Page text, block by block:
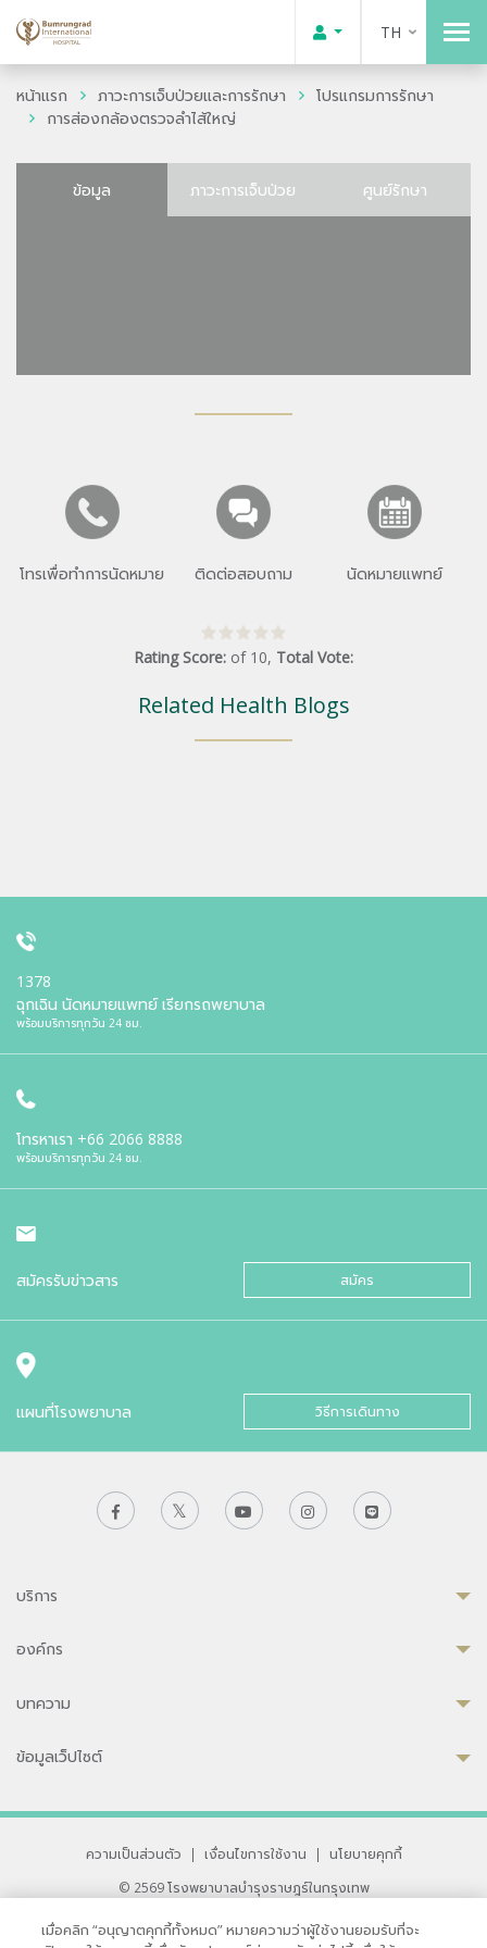
TH
หน้าแรก ภาวะการเจ็บป่วยและการรักษา
โปรแกรมการรักษา
การส่องกล้องตรวจลำไส้ใหญ่
ข้อมูล ภาวะการเจ็บป่วย ศูนย์รักษา
โทรเพื่อทำการนัดหมาย ติดต่อสอบถาม นัดหมายแพทย์
Rating Score: of 10, Total Vote:
Related Health Blogs
1378
ฉุกเฉิน นัดหมายแพทย์ เรียกรถพยาบาล
พร้อมบริการทุกวัน 24 ชม.
โทรหาเรา +66 2066 8888
พร้อมบริการทุกวัน 24 ชม.
สมัครรับข่าวสาร สมัคร
แผนที่โรงพยาบาล วิธีการเดินทาง
บริการ
องค์กร
บทความ
ข้อมูลเว็ปไซต์
ความเป็นส่วนตัว | เงื่อนไขการใช้งาน |
นโยบายคุกกี้
© 2569 โรงพยาบาลบำรุงราษฎร์ในกรุงเทพ
เมื่อคลิก “อนุญาตคุกกี้ทั้งหมด” หมายความว่าผู้ใช้งานยอมรับที่จะ